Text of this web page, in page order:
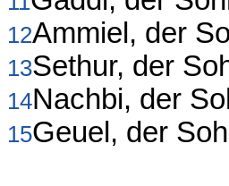
12Ammiel, der
13Sethur, der
14Nachbi, der
15Geuel, der